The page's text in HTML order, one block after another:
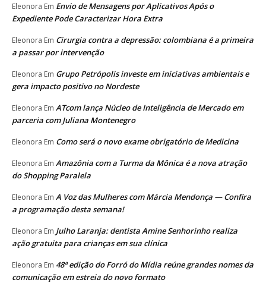
Eleonora Em Envio de Mensagens por Aplicativos Após o
Expediente Pode Caracterizar Hora Extra
Eleonora Em Cirurgia contra a depressão: colombiana é a primeira
a passar por intervenção
Eleonora Em Grupo Petrópolis investe em iniciativas ambientais e
gera impacto positivo no Nordeste
Eleonora Em ATcom lança Núcleo de Inteligência de Mercado em
parceria com Juliana Montenegro
Eleonora Em Como será o novo exame obrigatório de Medicina
Eleonora Em Amazônia com a Turma da Mônica é a nova atração
do Shopping Paralela
Eleonora Em A Voz das Mulheres com Márcia Mendonça — Confira
a programação desta semana!
Eleonora Em Julho Laranja: dentista Amine Senhorinho realiza
ação gratuita para crianças em sua clínica
Eleonora Em 48ª edição do Forró do Mídia reúne grandes nomes da
comunicação em estreia do novo formato